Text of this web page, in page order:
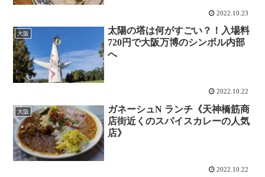
2022.10.23
大阪
太陽の塔は何がすごい？！入場料
720円で大阪万博のシンボル内部
へ
2022.10.22
大阪
ガネーシュN ランチ《天神橋筋商
店街近くのスパイスカレーの人気
店》
2022.10.22